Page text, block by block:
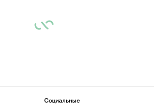
Социальные